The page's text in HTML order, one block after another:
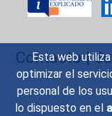
Esta web
optimizar el
personal de los
lo dispuesto en el
Contacto|